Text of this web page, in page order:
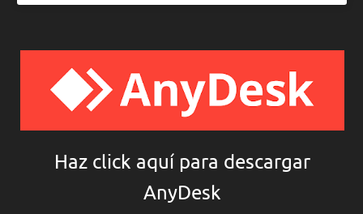
Haz click aquí para descargar
AnyDesk